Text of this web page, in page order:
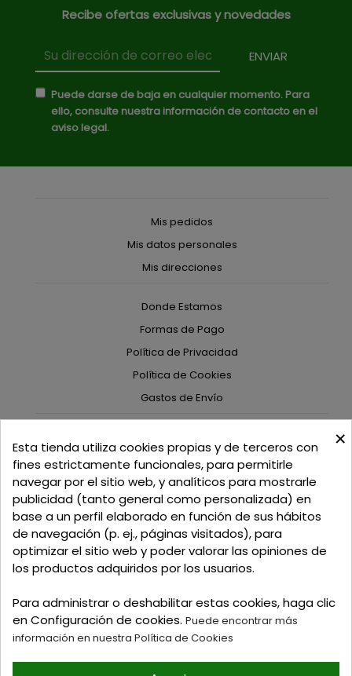
Recibe ofertas exclusivas y novedades
Puede darse de baja en cualquier momento. Para
ello, consulte nuestra información de contacto en el
aviso legal.
Mis pedidos
Mis datos personales
Mis direcciones
Donde Estamos
Formas de Pago
Política de Privacidad
Política de Cookies
Gastos de Envío
C/ Delgadillo Nº 7 - Local 1 - 45600
Talavera de la Reina - Toledo - (España)
Llamadnos:+34 925 82 02 19 o625 654 791
Email: curtidosytapicerias@gmail.com
Verano:
Mañanas: de 09:00h a 13:30h
Invierno:
Mañanas: de 09:30h a 13:30h
Tardes: de 16:30h a 20:00h
×
Esta tienda utiliza cookies propias y de terceros con
fines estrictamente funcionales, para permitirle
navegar por el sitio web, y analíticos para mostrarle
publicidad (tanto general como personalizada) en
base a un perfil elaborado en función de sus hábitos
de navegación (p. ej., páginas visitados), para
optimizar el sitio web y poder valorar las opiniones de
los productos adquiridos por los usuarios.
Para administrar o deshabilitar estas cookies, haga clic
en Configuración de cookies. Puede encontrar más
información en nuestra Política de Cookies